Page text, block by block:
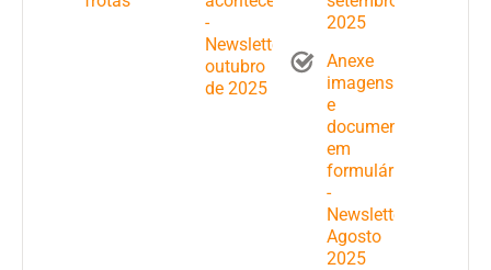
-
Newsletter
outubro
de 2025
2025
Anexe
imagens
e
documentos
em
formulários
-
Newsletter
Agosto
2025